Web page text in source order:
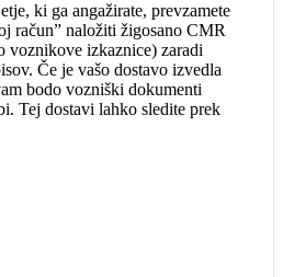
ki ga angažirate, prevzamete
račun” naložiti žigosano CMR
voznikove izkaznice) zaradi
Če je vašo dostavo izvedla
bodo vozniški dokumenti
Tej dostavi lahko sledite prek